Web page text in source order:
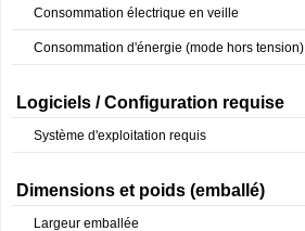
Consommation électrique en veille
Consommation d'énergie (mode hors tension)
Logiciels / Configuration requise
Système d'exploitation requis
Dimensions et poids (emballé)
Largeur emballée